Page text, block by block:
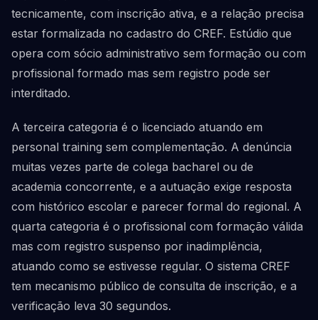
tecnicamente, com inscrição ativa, e a relação precisa
estar formalizada no cadastro do CREF. Estúdio que
opera com sócio administrativo sem formação ou com
profissional formado mas sem registro pode ser
interditado.
A terceira categoria é o licenciado atuando em
personal training sem complementação. A denúncia
muitas vezes parte de colega bacharel ou de
academia concorrente, e a autuação exige resposta
com histórico escolar e parecer formal do regional. A
quarta categoria é o profissional com formação válida
mas com registro suspenso por inadimplência,
atuando como se estivesse regular. O sistema CREF
tem mecanismo público de consulta de inscrição, e a
verificação leva 30 segundos.